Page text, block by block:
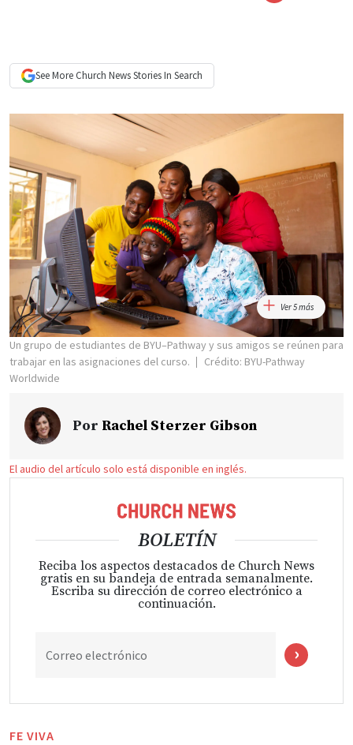
See More Church NewsStories In Search
Ver 5 más
Un grupo de estudiantes de BYU–Pathway y sus amigos se reúnen para
trabajar en las asignaciones del curso.
Crédito: BYU-Pathway
Worldwide
Por Rachel Sterzer Gibson
El audio del artículo solo está disponible en inglés.
BOLETÍN
Reciba los aspectos destacados de Church News
gratis en su bandeja de entrada semanalmente.
Escriba su dirección de correo electrónico a
continuación.
Correo electrónico
FE VIVA